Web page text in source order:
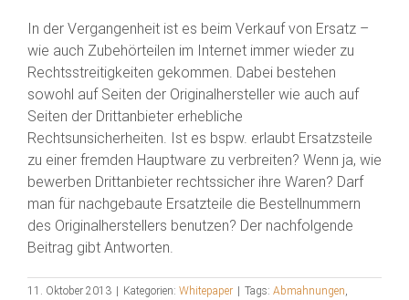
In der Vergangenheit ist es beim Verkauf von Ersatz –
wie auch Zubehörteilen im Internet immer wieder zu
Rechtsstreitigkeiten gekommen. Dabei bestehen
sowohl auf Seiten der Originalhersteller wie auch auf
Seiten der Drittanbieter erhebliche
Rechtsunsicherheiten. Ist es bspw. erlaubt Ersatzsteile
zu einer fremden Hauptware zu verbreiten? Wenn ja, wie
bewerben Drittanbieter rechtssicher ihre Waren? Darf
man für nachgebaute Ersatzteile die Bestellnummern
des Originalherstellers benutzen? Der nachfolgende
Beitrag gibt Antworten.
11. Oktober 2013 Kategorien: Whitepaper Tags: Abmahnungen,